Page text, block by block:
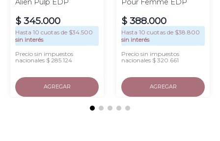
Alien Pulp EDP
$ 345.000
Hasta 10 cuotas de $34.500
sin interés
Precio sin impuestos
nacionales $ 285.124
AGREGAR
Pour Femme EDP
$ 388.000
Hasta 10 cuotas de $38.800
sin interés
Precio sin impuestos
nacionales $ 320.661
AGREGAR